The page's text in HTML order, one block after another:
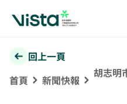
回上一頁
首頁
新聞快報
胡志明